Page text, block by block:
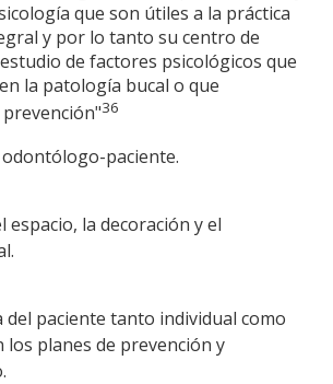
que son útiles a la práctica
y por lo tanto su centro de
de factores psicológicos que
la patología bucal o que
36
odontólogo-paciente.
espacio, la decoración y el
del paciente tanto individual como
los planes de prevención y